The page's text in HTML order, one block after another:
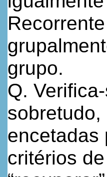
grupo.
Q.
encetadas
critérios